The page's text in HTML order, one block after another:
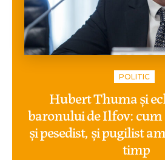
POLITIC
Hubert Thuma și
baronului de Ilfov: cum
și pesedist, și pugilist
timp